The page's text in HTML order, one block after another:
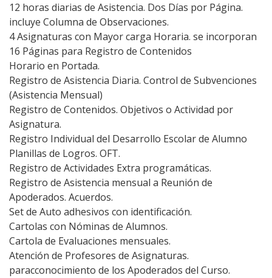
12 horas diarias de Asistencia. Dos Días por Página.
incluye Columna de Observaciones.
4 Asignaturas con Mayor carga Horaria. se incorporan
16 Páginas para Registro de Contenidos
Horario en Portada.
Registro de Asistencia Diaria. Control de Subvenciones
(Asistencia Mensual)
Registro de Contenidos. Objetivos o Actividad por
Asignatura.
Registro Individual del Desarrollo Escolar de Alumno
Planillas de Logros. OFT.
Registro de Actividades Extra programáticas.
Registro de Asistencia mensual a Reunión de
Apoderados. Acuerdos.
Set de Auto adhesivos con identificación.
Cartolas con Nóminas de Alumnos.
Cartola de Evaluaciones mensuales.
Atención de Profesores de Asignaturas.
paracconocimiento de los Apoderados del Curso.